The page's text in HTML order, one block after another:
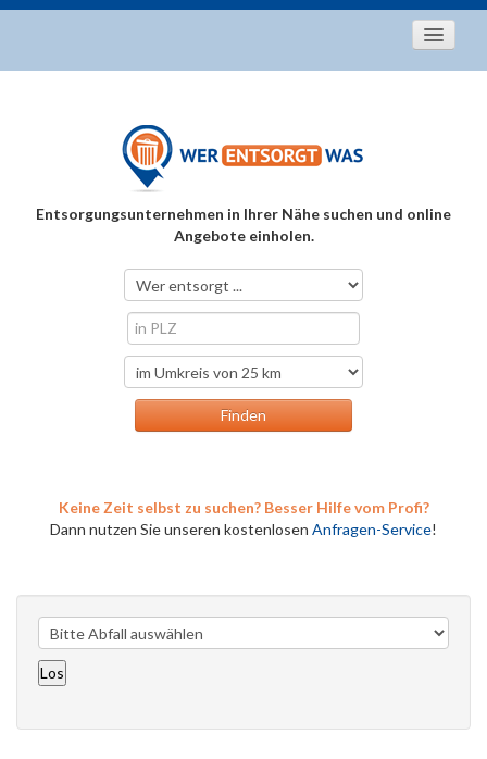
Entsorgungstipps
Über uns
Entsorgungsunternehmen in Ihrer Nähe suchen und online
Angebote einholen.
Keine Zeit selbst zu suchen? Besser Hilfe vom Profi?
Dann nutzen Sie unseren kostenlosen Anfragen-Service!